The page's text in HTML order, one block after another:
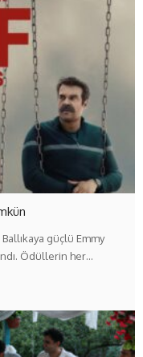
güçlü Emmy
Ödüllerin her…